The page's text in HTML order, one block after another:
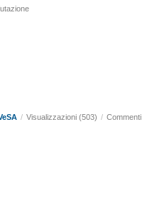
/ Visualizzazioni (503) / Commenti